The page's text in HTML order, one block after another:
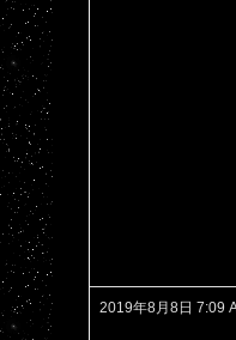
2019年8月8日 7:09